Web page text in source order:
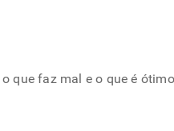
o que faz mal e o que é